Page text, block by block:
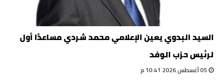
السيد البدوي يعين الإعلامي محمد شردي مساعدًا أول
لرئيس حزب الوفد